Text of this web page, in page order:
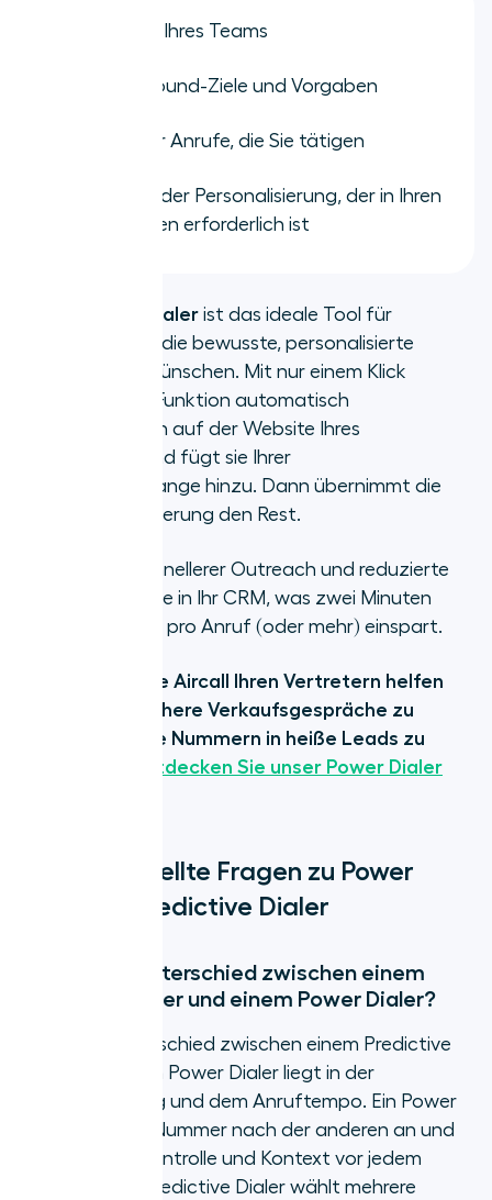
Die Größe Ihres Teams
Ihre Outbound-Ziele und Vorgaben
Die Art der Anrufe, die Sie tätigen
Den Grad der Personalisierung, der in Ihren
Gesprächen erforderlich ist
Power Dialer ist das ideale Tool für
Vertriebsteams, die bewusste, personalisierte
Verbindungen wünschen. Mit nur einem Klick
identifiziert die Funktion automatisch
Telefonnummern auf der Website Ihres
Interessenten und fügt sie Ihrer
Anrufwarteschlange hinzu. Dann übernimmt die
Anrufautomatisierung den Rest.
Die Vorteile? Schnellerer Outreach und reduzierte
manuelle Eingabe in Ihr CRM, was zwei Minuten
manueller Arbeit pro Anruf (oder mehr) einspart.
Erfahren Sie, wie Aircall Ihren Vertretern helfen
kann, erfolgreichere Verkaufsgespräche zu
führen und neue Nummern in heiße Leads zu
Entdecken Sie unser Power Dialer
Häufig gestellte Fragen zu Power
Dialer vs. Predictive Dialer
Was ist der Unterschied zwischen einem
Predictive Dialer und einem Power Dialer?
Der Hauptunterschied zwischen einem Predictive
Dialer und einem Power Dialer liegt in der
Automatisierung und dem Anruftempo. Ein Power
Dialer ruft eine Nummer nach der anderen an und
gibt Agenten Kontrolle und Kontext vor jedem
Gespräch. Ein Predictive Dialer wählt mehrere